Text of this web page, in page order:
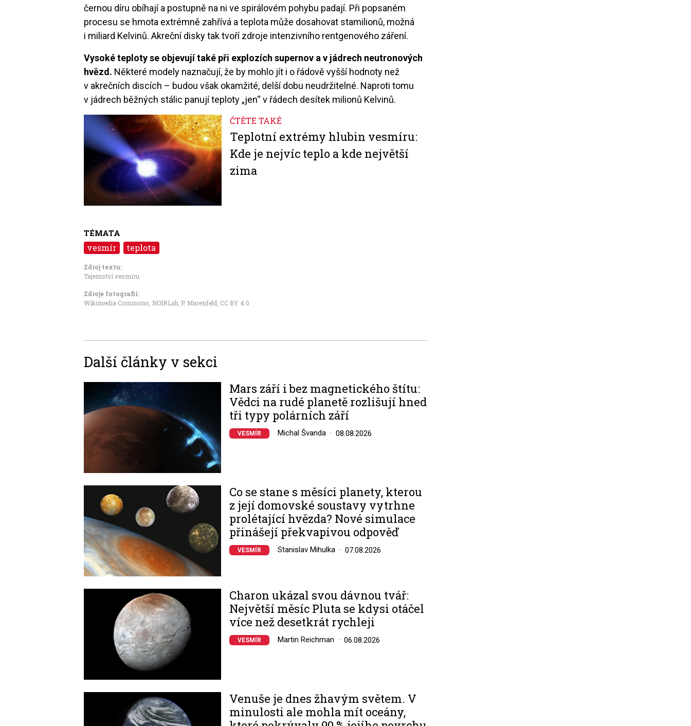
černou díru obíhají a postupně na ni ve spirálovém pohybu padají. Při popsaném
procesu se hmota extrémně zahřívá a teplota může dosahovat stamilionů, možná
i miliard Kelvinů. Akreční disky tak tvoří zdroje intenzivního rentgenového záření.
Vysoké teploty se objevují také při explozích supernov a v jádrech neutronových
hvězd. Některé modely naznačují, že by mohlo jít i o řádově vyšší hodnoty než
v akrečních discích – budou však okamžité, delší dobu neudržitelné. Naproti tomu
v jádrech běžných stálic panují teploty „jen“ v řádech desítek milionů Kelvinů.
Image ČTĚTE TAKÉ
Teplotní extrémy hlubin vesmíru:
Kde je nejvíc teplo a kde největší
zima
TÉMATA
vesmír teplota
Zdroj textu:
Tajemství vesmíru
Zdroje fotografii:
Wikimedia Commons, NOIRLab, P. Marenfeld CC BY 4.0
Další články v sekci
Image
Mars září i bez magnetického štítu:
Vědci na rudé planetě rozlišují hned
tři typy polárních září
VESMÍR Michal Švanda 08.08.2026
Co se stane s měsíci planety, kterou
z její domovské soustavy vytrhne
prolétající hvězda? Nové simulace
přinášejí překvapivou odpověď
VESMÍR Stanislav Mihulka 07.08.2026
Charon ukázal svou dávnou tvář:
Největší měsíc Pluta se kdysi otáčel
více než desetkrát rychleji
VESMÍR Martin Reichman 06.08.2026
Venuše je dnes žhavým světem. V
minulosti ale mohla mít oceány,